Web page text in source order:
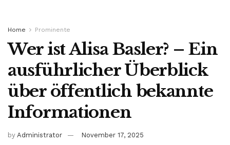
Home Prominente
Wer ist Alisa Basler? – Ein
ausführlicher Überblick
über öffentlich bekannte
Informationen
by Administrator November 17, 2025